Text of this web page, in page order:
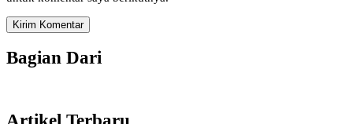
Bagian Dari